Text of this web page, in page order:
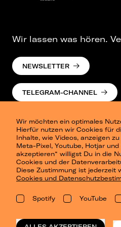
Wir möchten ein optimales
Hierfür nutzen wir Cookies für
Inhalte, wie Videos, anzeigen
Meta-Pixel, Youtube, Hotjar
akzeptieren“ willigst Du in die
Cookies und der
Diese Zustimmung ist jederzeit
Cookies und
Spotify YouTube
Wir lassen was hören.
NEWSLETTER
TELEGRAM-CHANNEL
Presse
Berlin
Dresden
Leipzig
Konzertsommer Petersberg
Vergangene Shows